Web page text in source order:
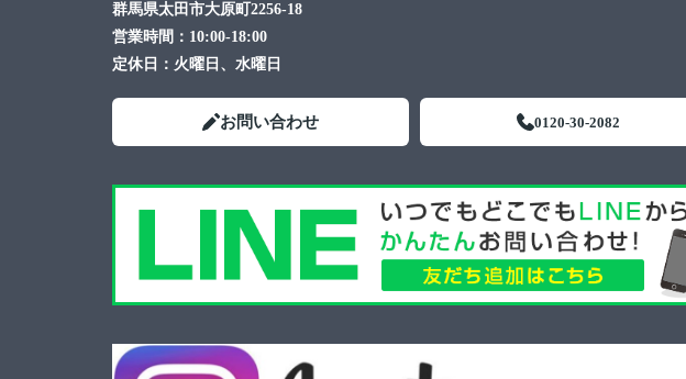
群馬県太田市大原町2256-18
営業時間： 10:00-18:00
定休日： 火曜日、水曜日
お問い合わせ 0120-30-2082